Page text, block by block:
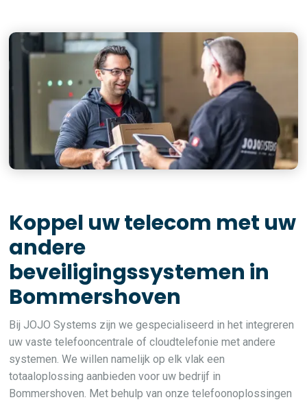
Koppel uw telecom met uw
andere
beveiligingssystemen in
Bommershoven
Bij JOJO Systems zijn we gespecialiseerd in het integreren
uw vaste telefooncentrale of cloudtelefonie met andere
systemen. We willen namelijk op elk vlak een
totaaloplossing aanbieden voor uw bedrijf in
Bommershoven. Met behulp van onze telefoonoplossingen